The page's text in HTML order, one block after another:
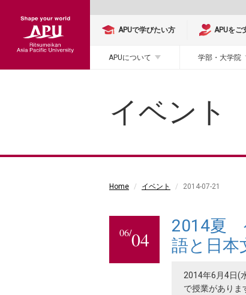
APUで学びたい方 APUをご
APUについて 学部・大学院
イベント
Home イベント 2014-07-21
06/04
2014夏
語と日本
2014年6月4日(
で授業がありま